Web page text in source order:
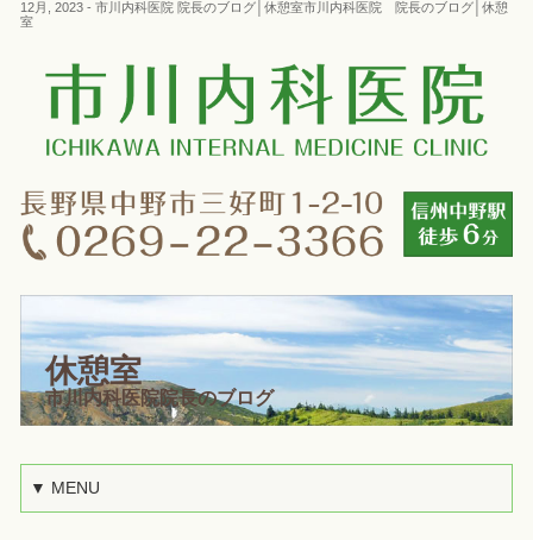
12月, 2023 - 市川内科医院 院長のブログ│休憩室市川内科医院 院長のブログ│休憩
室
休憩室
市川内科医院院長のブログ
▼ MENU